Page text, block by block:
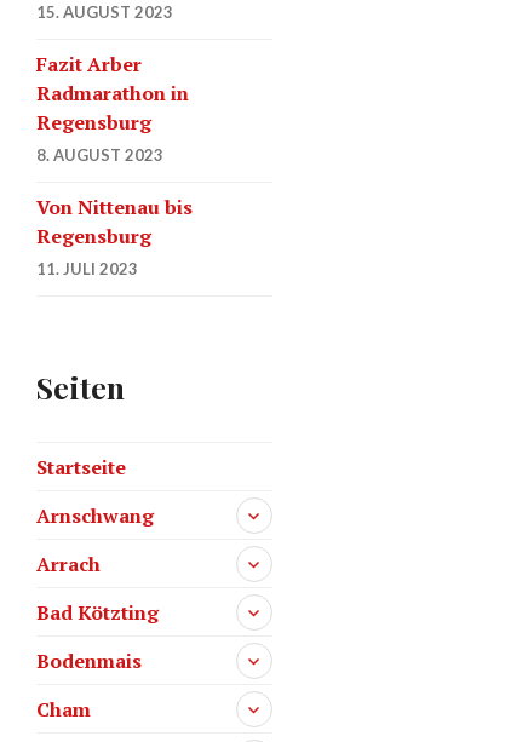
15. AUGUST 2023
Fazit Arber
Radmarathon in
Regensburg
8. AUGUST 2023
Von Nittenau bis
Regensburg
11. JULI 2023
Seiten
Startseite
Arnschwang
Arrach
Bad Kötzting
Bodenmais
Cham